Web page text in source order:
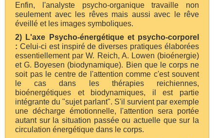
Enfin, l'analyste psycho-organique travaille non
seulement avec les rêves mais aussi avec le rêve
éveillé et les images symboliques.
2) L'axe
Psycho-énergétique et psycho-corporel
: Celui-ci est inspiré de diverses pratiques élaborées
essentiellement par W. Reich, A. Lowen (bioénergie)
et G. Boyesen (biodynamique). Bien que le corps ne
soit pas le centre de l'attention comme c'est souvent
le cas dans les thérapies reichiennes,
bioénergétiques et biodynamiques, il est partie
intégrante du "sujet parlant". S'il survient par exemple
une décharge émotionnelle, l'attention sera portée
autant sur la situation passée ou actuelle que sur la
circulation énergétique dans le corps.